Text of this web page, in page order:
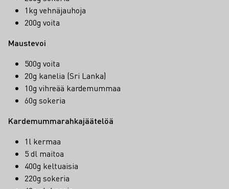
1kg vehnäjauhoja
200g voita
Maustevoi
500g voita
20g kanelia (Sri Lanka)
10g vihreää kardemummaa
60g sokeria
Kardemummarahkajäätelöä
1l kermaa
5 dl maitoa
400g keltuaisia
220g sokeria